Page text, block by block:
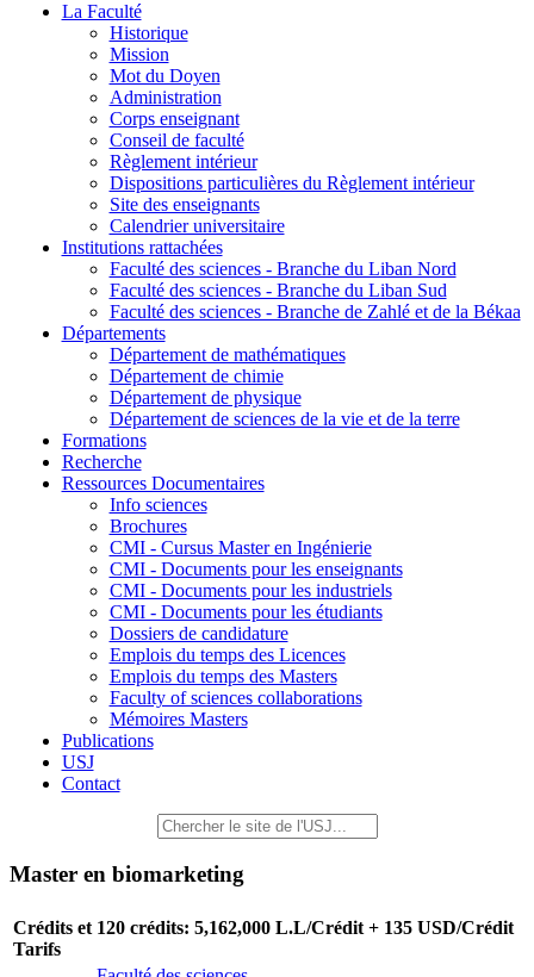
La Faculté
Historique
Mission
Mot du Doyen
Administration
Corps enseignant
Conseil de faculté
Règlement intérieur
Dispositions particulières du Règlement intérieur
Site des enseignants
Calendrier universitaire
Institutions rattachées
Faculté des sciences - Branche du Liban Nord
Faculté des sciences - Branche du Liban Sud
Faculté des sciences - Branche de Zahlé et de la Békaa
Départements
Département de mathématiques
Département de chimie
Département de physique
Département de sciences de la vie et de la terre
Formations
Recherche
Ressources Documentaires
Info sciences
Brochures
CMI - Cursus Master en Ingénierie
CMI - Documents pour les enseignants
CMI - Documents pour les industriels
CMI - Documents pour les étudiants
Dossiers de candidature
Emplois du temps des Licences
Emplois du temps des Masters
Faculty of sciences collaborations
Mémoires Masters
Publications
USJ
Contact
Master en biomarketing
Crédits et
Tarifs
120 crédits: 5,162,000 L.L/Crédit + 135 USD/Crédit